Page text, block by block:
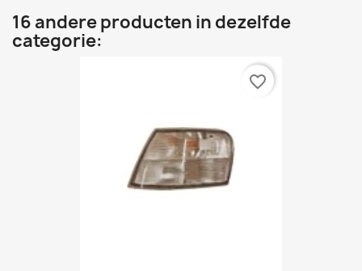
16 andere producten in dezelfde
categorie:
favorite_border